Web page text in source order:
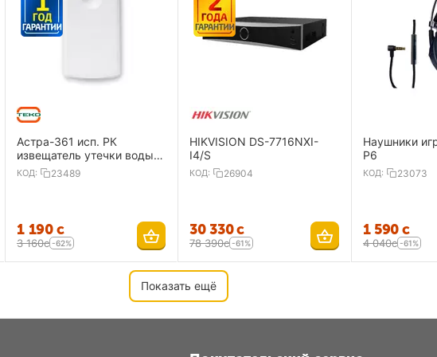
Астра-361 исп. РК
извещатель утечки воды,
радиоканальный
КОД: 23489
1 190 с
3 160с -62%
HIKVISION DS-7716NXI-
I4/S
КОД: 26904
30 330с
78 390с -61%
Наушники
P6
КОД: 23073
1 590с
4 040с -61%
Показать ещё